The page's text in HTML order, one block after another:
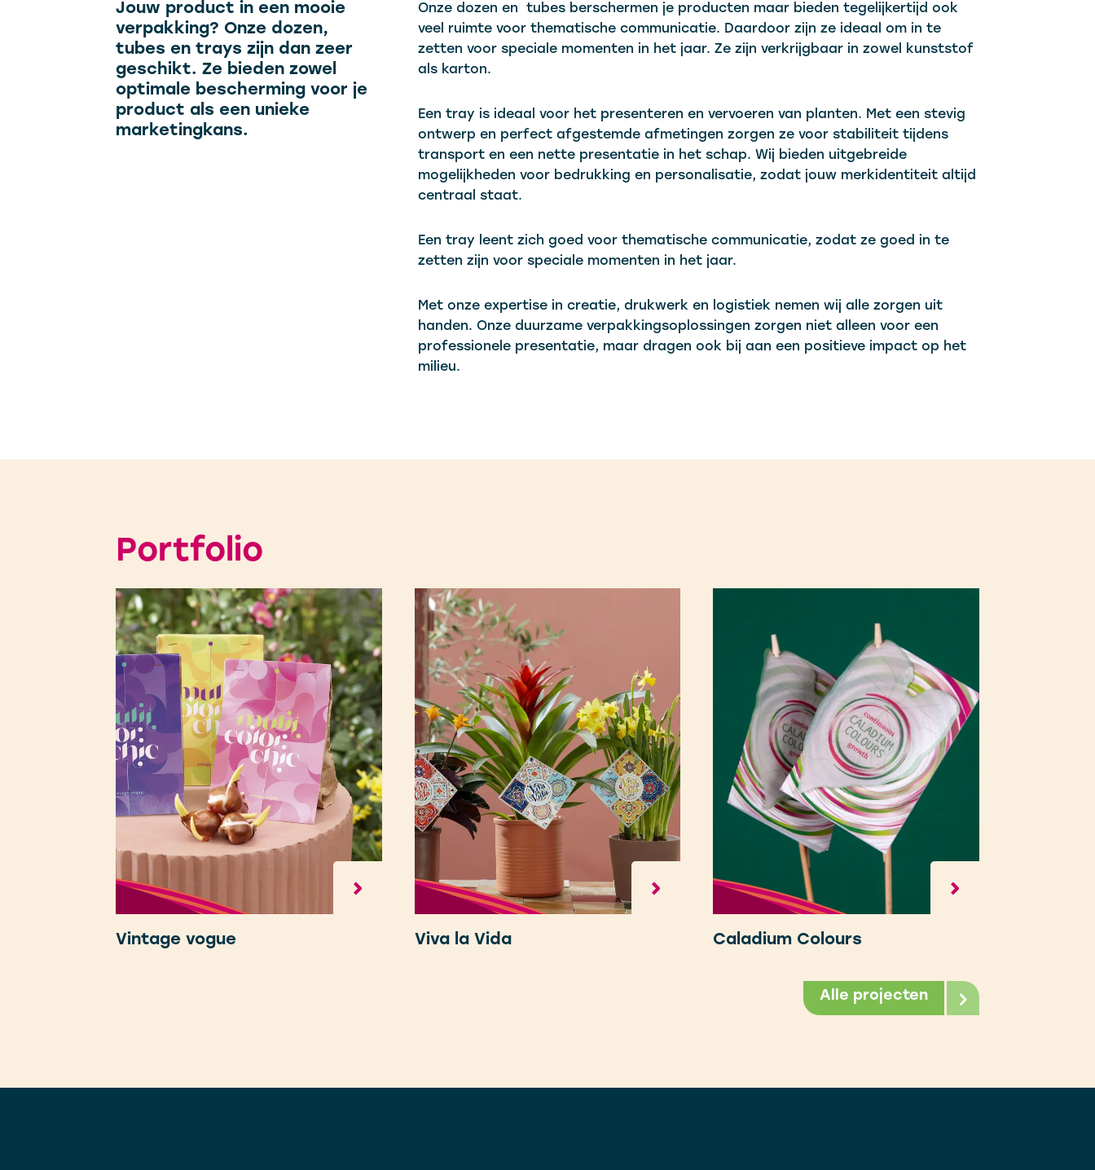
Jouw product in een mooie
verpakking? Onze dozen,
tubes en trays zijn dan zeer
geschikt. Ze bieden zowel
optimale bescherming voor je
product als een unieke
marketingkans.
Onze dozen en tubes berschermen je producten maar bieden tegelijkertijd ook
veel ruimte voor thematische communicatie. Daardoor zijn ze ideaal om in te
zetten voor speciale momenten in het jaar. Ze zijn verkrijgbaar in zowel kunststof
als karton.
Een tray is ideaal voor het presenteren en vervoeren van planten. Met een stevig
ontwerp en perfect afgestemde afmetingen zorgen ze voor stabiliteit tijdens
transport en een nette presentatie in het schap. Wij bieden uitgebreide
mogelijkheden voor bedrukking en personalisatie, zodat jouw merkidentiteit altijd
centraal staat.
Een tray leent zich goed voor thematische communicatie, zodat ze goed in te
zetten zijn voor speciale momenten in het jaar.
Met onze expertise in creatie, drukwerk en logistiek nemen wij alle zorgen uit
handen. Onze duurzame verpakkingsoplossingen zorgen niet alleen voor een
professionele presentatie, maar dragen ook bij aan een positieve impact op het
milieu.
Portfolio
Vintage vogue Viva la Vida Caladium Colours
Alle projecten